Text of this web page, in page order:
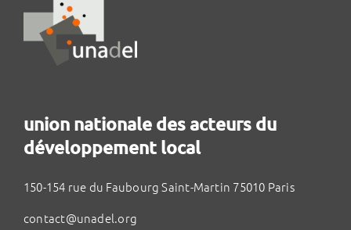
union nationale des acteurs du
développement local
150-154 rue du Faubourg Saint-Martin 75010 Paris
contact@unadel.org